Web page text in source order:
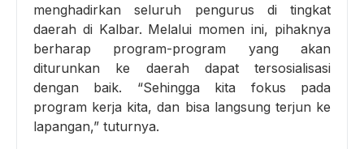
menghadirkan seluruh pengurus di tingkat
daerah di Kalbar. Melalui momen ini, pihaknya
berharap program-program yang akan
diturunkan ke daerah dapat tersosialisasi
dengan baik. “Sehingga kita fokus pada
program kerja kita, dan bisa langsung terjun ke
lapangan,” tuturnya.